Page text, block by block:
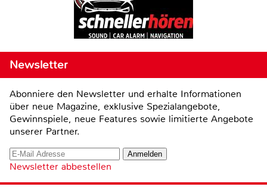
Newsletter
Abonniere den Newsletter und erhalte Informationen
über neue Magazine, exklusive Spezialangebote,
Gewinnspiele, neue Features sowie limitierte Angebote
unserer Partner.
Newsletter abbestellen